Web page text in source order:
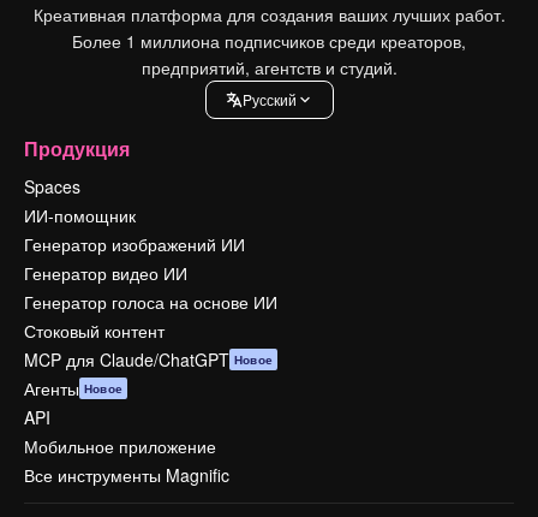
Креативная платформа для создания ваших лучших работ.
Более 1 миллиона подписчиков среди креаторов,
предприятий, агентств и студий.
Pусский
Продукция
Spaces
ИИ-помощник
Генератор изображений ИИ
Генератор видео ИИ
Генератор голоса на основе ИИ
Стоковый контент
MCP для Claude/ChatGPT Новое
Агенты Новое
API
Мобильное приложение
Все инструменты Magnific